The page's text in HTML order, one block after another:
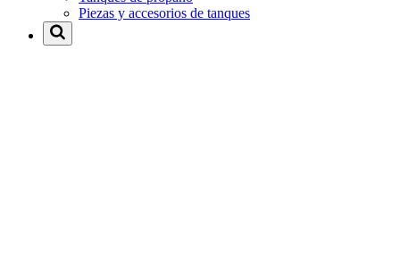
Piezas y accesorios de tanques